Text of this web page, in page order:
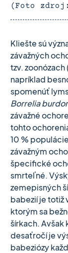
(Foto
Kliešte sú
závažných
tzv.
napríklad
spomenúť
Borrelia
závažné
tohto
10 %
závažným
špecifické
smrteľné.
zemepisných
babezií je totiž
ktorým sa
šírkach.
desaťročí je
babeziózy